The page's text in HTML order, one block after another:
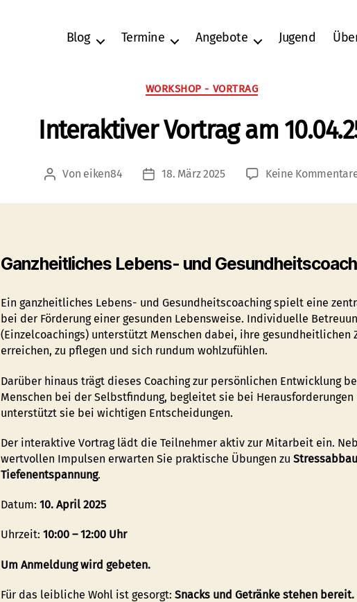
Blog Termine Angebote Jugend
Kategorien
WORKSHOP - VORTRAG
Interaktiver Vortrag am
Beitragsautor
Von eiken84 Veröffentlichungsdatum
18. März 2025 Keine
Ganzheitliches Lebens- und
Ein ganzheitliches Lebens- und Gesundheitscoaching spielt eine
bei der Förderung einer gesunden Lebensweise. Individuelle
(Einzelcoachings) unterstützt Menschen dabei, ihre gesundheitlichen
erreichen, zu pflegen und sich rundum wohlzufühlen.
Darüber hinaus trägt dieses Coaching zur persönlichen Entwicklung
Menschen bei der Selbstfindung, begleitet sie bei Herausforderungen
unterstützt sie bei wichtigen Entscheidungen.
Der interaktive Vortrag lädt die Teilnehmer aktiv zur Mitarbeit ein.
wertvollen Impulsen erwarten Sie praktische Übungen zu
Tiefenentspannung.
Datum: 10. April 2025
Uhrzeit: 10:00 – 12:00 Uhr
Um Anmeldung wird gebeten.
Für das leibliche Wohl ist gesorgt: Snacks und Getränke stehen bereit.